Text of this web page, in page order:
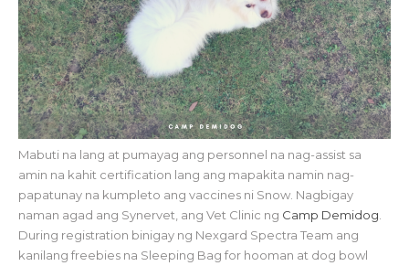
Mabuti na lang at pumayag ang personnel na nag-assist sa
amin na kahit certification lang ang mapakita namin nag-
papatunay na kumpleto ang vaccines ni Snow. Nagbigay
naman agad ang Synervet, ang Vet Clinic ng Camp Demidog
During registration binigay ng Nexgard Spectra Team ang
kanilang freebies na Sleeping Bag for hooman at dog bowl